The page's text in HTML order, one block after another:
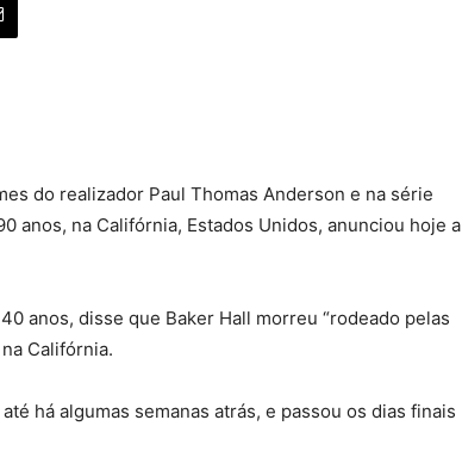
do realizador Paul Thomas Anderson e na série
anos, na Califórnia, Estados Unidos, anunciou hoje a
anos, disse que Baker Hall morreu “rodeado pelas
Califórnia.
há algumas semanas atrás, e passou os dias finais